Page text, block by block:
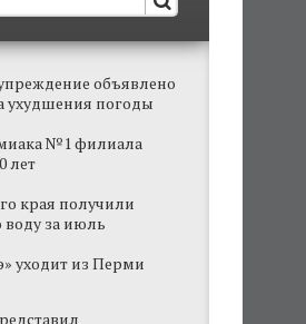
новые станции
обнаружения и
из Перми
развернуть борьбу
объявлено
ухудшения погоды
№1 филиала
лет
края получили
воду за июль
уходит из Перми